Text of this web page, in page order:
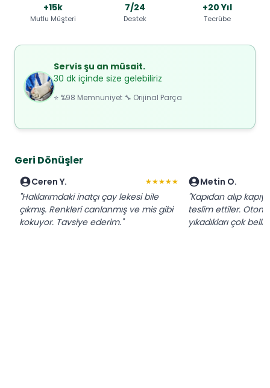
+15k
Mutlu Müşteri
7/24
Destek
+20 Yıl
Tecrübe
Servis şu an müsait.
30 dk içinde size gelebiliriz
⭐ %98 Memnuniyet 🔧 Orijinal Parça
Geri Dönüşler
Ceren Y. ★★★★★
"Halılarımdaki inatçı çay lekesi bile
çıkmış. Renkleri canlanmış ve mis gibi
kokuyor. Tavsiye ederim."
Metin O.
"Kapıdan alıp
teslim ettiler.
yıkadıkları çok